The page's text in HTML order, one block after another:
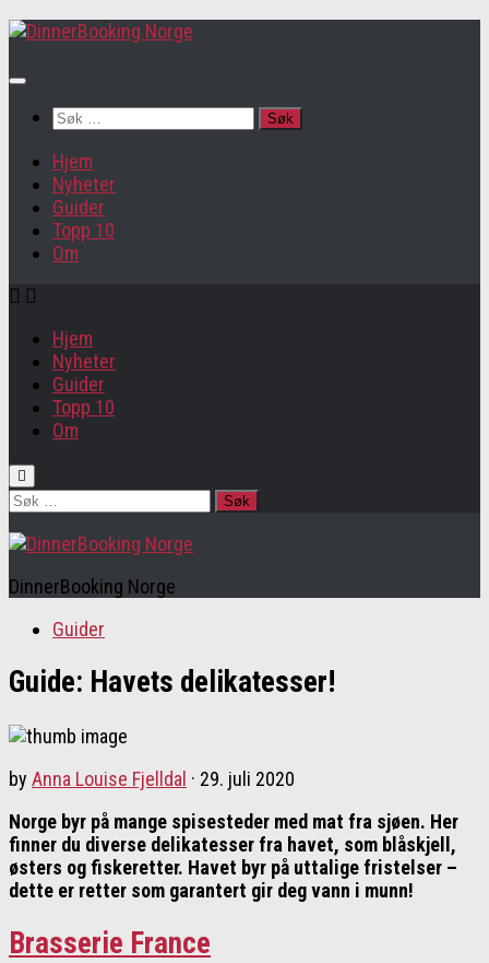
Søk
Hjem
Nyheter
Guider
Topp 10
Om
Hjem
Nyheter
Guider
Topp 10
Om
Søk
etter:
DinnerBooking Norge
Guider
Guide: Havets delikatesser!
by Anna Louise Fjelldal · 29. juli 2020
Norge byr på mange spisesteder med mat fra sjøen. Her
finner du diverse delikatesser fra havet, som blåskjell,
østers og fiskeretter. Havet byr på uttalige fristelser –
dette er retter som garantert gir deg vann i munn!
Brasserie France